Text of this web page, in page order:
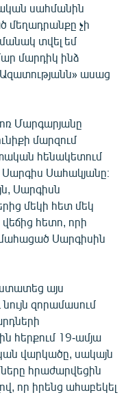
սահմանին
մեղադրանքը չի
տվել եմ
մարդիկ ինձ
ասաց
Մարգարյանը
մարզում
հենակետում
Սահակյանը։
Սարգիսն
մեկի հետ մեկ
հետո, որի
մահացած Սարգիսին
այս
զորամասում
հերքում 19-ամյա
վարկածը, սակայն
հրաժարվեցին
որ իրենց ահաբեկել